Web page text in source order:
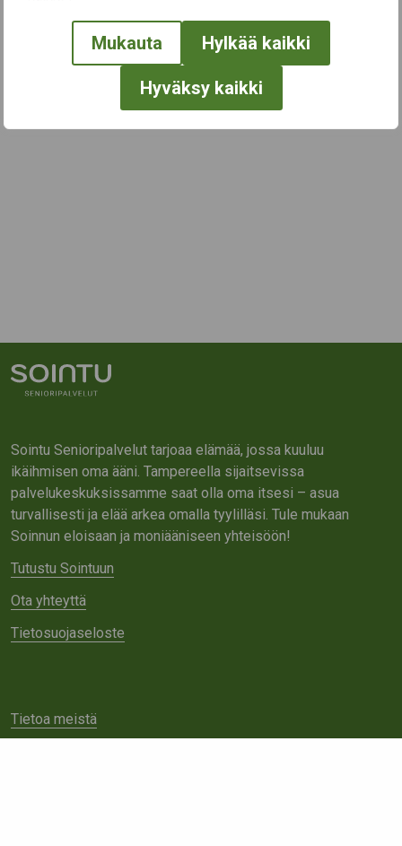
Mukauta Hylkää kaikki
Hyväksy kaikki
Sointu Senioripalvelut tarjoaa elämää, jossa kuuluu
ikäihmisen oma ääni. Tampereella sijaitsevissa
palvelukeskuksissamme saat olla oma itsesi – asua
turvallisesti ja elää arkea omalla tyylilläsi. Tule mukaan
Soinnun eloisaan ja moniääniseen yhteisöön!
Tutustu Sointuun
Ota yhteyttä
Tietosuojaseloste
Tietoa meistä